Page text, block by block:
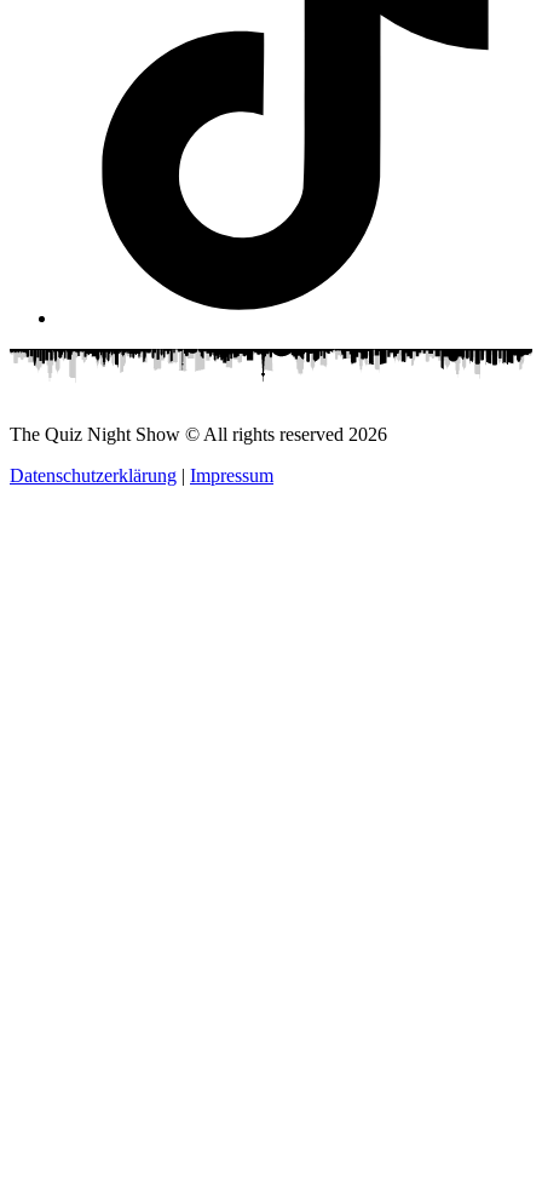
The Quiz Night Show © All rights reserved 2026
Datenschutzerklärung | Impressum